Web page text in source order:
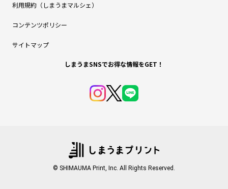
利用規約（しまうまマルシェ）
コンテンツポリシー
サイトマップ
しまうまSNSでお得な情報をGET！
© SHIMAUMA Print, Inc. All Rights Reserved.